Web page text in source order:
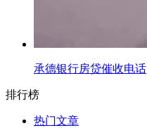
承德银行房贷催收电话
排行榜
热门文章